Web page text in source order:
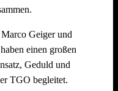
Offenauer
die Dusche direkt am
dafür, dass alle
Tag kamen. Die
großen Anklang und
Geiger und
einen großen
Geduld und
TGO begleitet.